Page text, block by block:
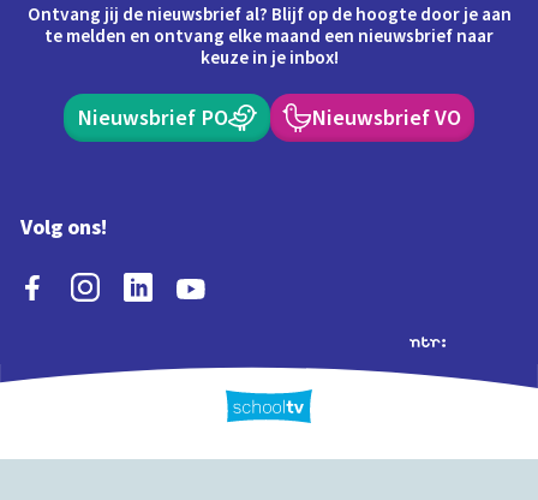
Ontvang jij de nieuwsbrief al? Blijf op de hoogte door je aan
te melden en ontvang elke maand een nieuwsbrief naar
keuze in je inbox!
Nieuwsbrief PO Nieuwsbrief VO
Volg ons!